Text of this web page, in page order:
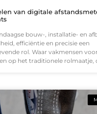
van digitale
bouw-, installatie- en
efficiëntie en precisie een
rol. Waar vakmensen
op het traditionele rolmaatje,